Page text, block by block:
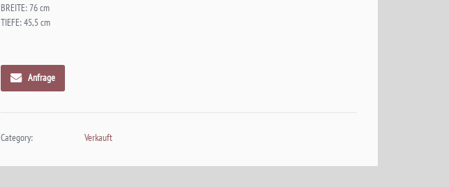
BREITE: 76 cm
TIEFE: 45,5 cm
Anfrage
Category: Verkauft